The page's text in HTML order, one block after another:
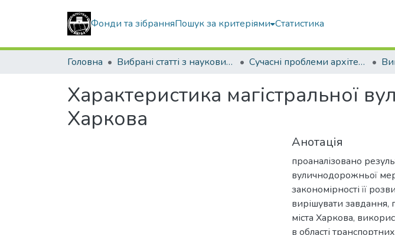
Фонди та зібранняПошук за критеріями Статистика
Головна Вибрані статті з наукових збірників КНУБА Сучасні проблеми архітектури та містобудування
Характеристика магістральної
Харкова
Анотація
проаналізовано
вуличнодорожньої
закономірності її
вирішувати завдання,
міста Харкова,
в області